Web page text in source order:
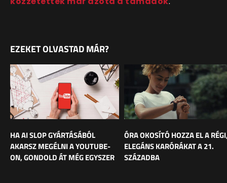
EZEKET OLVASTAD MÁR?
HA AI SLOP GYÁRTÁSÁBÓL
AKARSZ MEGÉLNI A YOUTUBE-
ON, GONDOLD ÁT MÉG EGYSZER
ÓRA OKOSÍTÓ HOZZA EL A
ELEGÁNS KARÓRÁKAT A 21.
SZÁZADBA